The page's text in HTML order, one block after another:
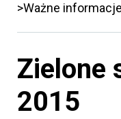
Ważne informacje
Zielone
2015